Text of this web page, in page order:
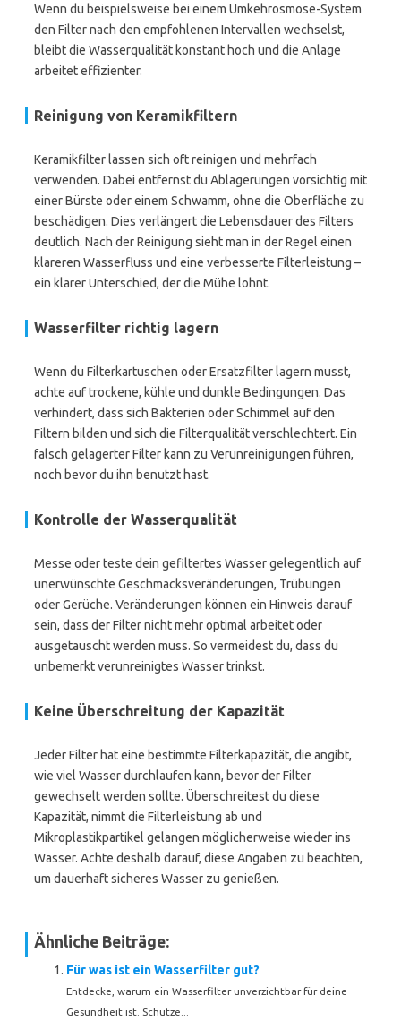
Wenn du beispielsweise bei einem Umkehrosmose-System
den Filter nach den empfohlenen Intervallen wechselst,
bleibt die Wasserqualität konstant hoch und die Anlage
arbeitet effizienter.
Reinigung von Keramikfiltern
Keramikfilter lassen sich oft reinigen und mehrfach
verwenden. Dabei entfernst du Ablagerungen vorsichtig mit
einer Bürste oder einem Schwamm, ohne die Oberfläche zu
beschädigen. Dies verlängert die Lebensdauer des Filters
deutlich. Nach der Reinigung sieht man in der Regel einen
klareren Wasserfluss und eine verbesserte Filterleistung –
ein klarer Unterschied, der die Mühe lohnt.
Wasserfilter richtig lagern
Wenn du Filterkartuschen oder Ersatzfilter lagern musst,
achte auf trockene, kühle und dunkle Bedingungen. Das
verhindert, dass sich Bakterien oder Schimmel auf den
Filtern bilden und sich die Filterqualität verschlechtert. Ein
falsch gelagerter Filter kann zu Verunreinigungen führen,
noch bevor du ihn benutzt hast.
Kontrolle der Wasserqualität
Messe oder teste dein gefiltertes Wasser gelegentlich auf
unerwünschte Geschmacksveränderungen, Trübungen
oder Gerüche. Veränderungen können ein Hinweis darauf
sein, dass der Filter nicht mehr optimal arbeitet oder
ausgetauscht werden muss. So vermeidest du, dass du
unbemerkt verunreinigtes Wasser trinkst.
Keine Überschreitung der Kapazität
Jeder Filter hat eine bestimmte Filterkapazität, die angibt,
wie viel Wasser durchlaufen kann, bevor der Filter
gewechselt werden sollte. Überschreitest du diese
Kapazität, nimmt die Filterleistung ab und
Mikroplastikpartikel gelangen möglicherweise wieder ins
Wasser. Achte deshalb darauf, diese Angaben zu beachten,
um dauerhaft sicheres Wasser zu genießen.
Ähnliche Beiträge:
Für was ist ein Wasserfilter gut?
Entdecke, warum ein Wasserfilter unverzichtbar für deine
Gesundheit ist. Schütze...